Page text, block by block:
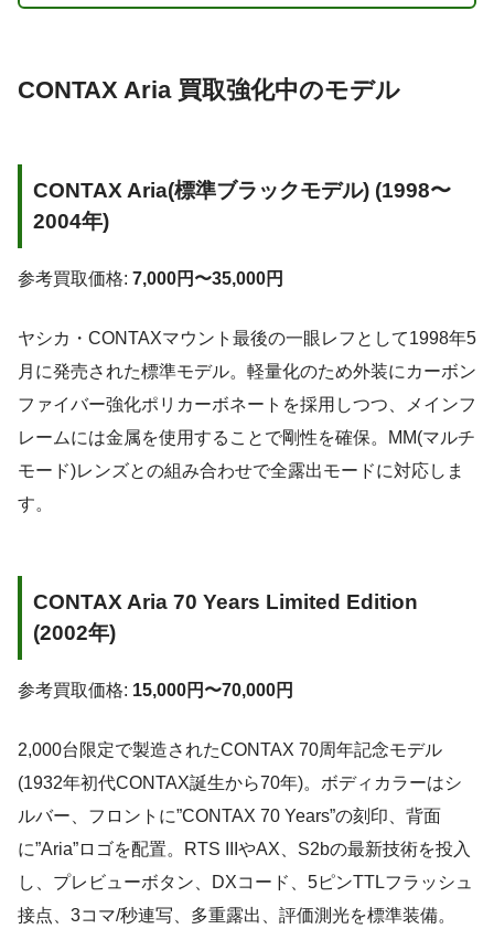
CONTAX Aria 買取強化中のモデル
CONTAX Aria(標準ブラックモデル) (1998〜
2004年)
参考買取価格: 7,000円〜35,000円
ヤシカ・CONTAXマウント最後の一眼レフとして1998年5
月に発売された標準モデル。軽量化のため外装にカーボン
ファイバー強化ポリカーボネートを採用しつつ、メインフ
レームには金属を使用することで剛性を確保。MM(マルチ
モード)レンズとの組み合わせで全露出モードに対応しま
す。
CONTAX Aria 70 Years Limited Edition
(2002年)
参考買取価格: 15,000円〜70,000円
2,000台限定で製造されたCONTAX 70周年記念モデル
(1932年初代CONTAX誕生から70年)。ボディカラーはシ
ルバー、フロントに”CONTAX 70 Years”の刻印、背面
に”Aria”ロゴを配置。RTS IIIやAX、S2bの最新技術を投入
し、プレビューボタン、DXコード、5ピンTTLフラッシュ
接点、3コマ/秒連写、多重露出、評価測光を標準装備。